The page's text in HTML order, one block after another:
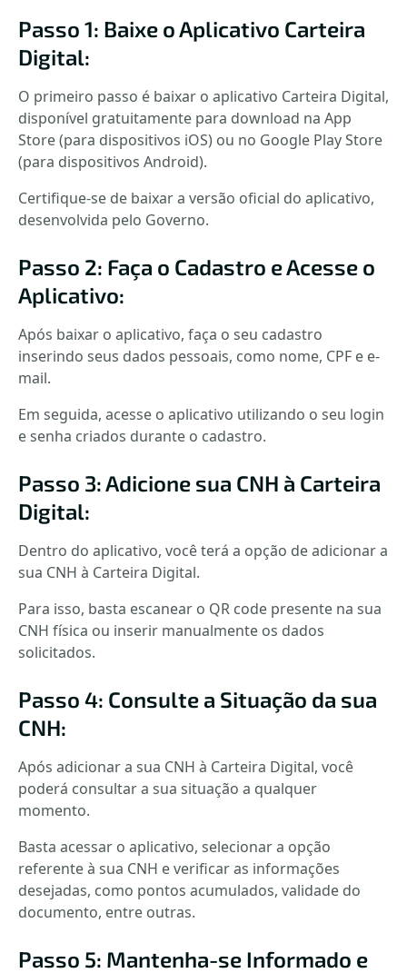
Passo 1: Baixe o Aplicativo Carteira
Digital:
O primeiro passo é baixar o aplicativo Carteira Digital,
disponível gratuitamente para download na App
Store (para dispositivos iOS) ou no Google Play Store
(para dispositivos Android).
Certifique-se de baixar a versão oficial do aplicativo,
desenvolvida pelo Governo.
Passo 2: Faça o Cadastro e Acesse o
Aplicativo:
Após baixar o aplicativo, faça o seu cadastro
inserindo seus dados pessoais, como nome, CPF e e-
mail.
Em seguida, acesse o aplicativo utilizando o seu login
e senha criados durante o cadastro.
Passo 3: Adicione sua CNH à Carteira
Digital:
Dentro do aplicativo, você terá a opção de adicionar a
sua CNH à Carteira Digital.
Para isso, basta escanear o QR code presente na sua
CNH física ou inserir manualmente os dados
solicitados.
Passo 4: Consulte a Situação da sua
CNH:
Após adicionar a sua CNH à Carteira Digital, você
poderá consultar a sua situação a qualquer
momento.
Basta acessar o aplicativo, selecionar a opção
referente à sua CNH e verificar as informações
desejadas, como pontos acumulados, validade do
documento, entre outras.
Passo 5: Mantenha-se Informado e